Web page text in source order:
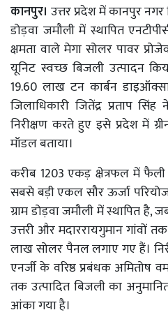
कानपुर। उत्तर प्रदेश में कानपुर
डोड़वा जमौली में स्थापित
क्षमता वाले मेगा सोलर पावर
यूनिट स्वच्छ बिजली उत्पादन
19.60 लाख टन कार्बन
जिलाधिकारी जितेंद्र प्रताप
निरीक्षण करते हुए इसे प्रदेश में
मॉडल बताया।
करीब 1203 एकड़ क्षेत्रफल में फैली
सबसे बड़ी एकल सौर ऊर्जा
ग्राम डोड़वा जमौली में स्थापित है,
उत्तरी और मदाररायगुमान गांवों
लाख सोलर पैनल लगाए गए हैं।
एनर्जी के वरिष्ठ प्रबंधक अमितोष
तक उत्पादित बिजली का
आंका गया है।